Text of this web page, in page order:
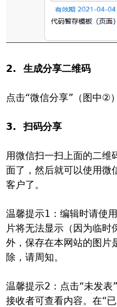
2. 生成分享二维码
点击“微信分享”（图中②
3. 扫码分享
用微信扫一扫上面的二
面了，然后就可以使用微
客户了。
温馨提示1：编辑时请使
片将无法显示（因为临时
外，保存在本网站的图片
除，请周知。
温馨提示2：点击“未发表
接收者可查看内容。在“